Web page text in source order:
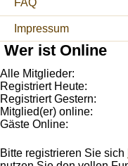
FAQ
Impressum
Wer ist Online
Alle Mitglieder:
Registriert Heute:
Registriert Gestern:
Mitglied(er) online:
Gäste Online:
Bitte registrieren Sie sich